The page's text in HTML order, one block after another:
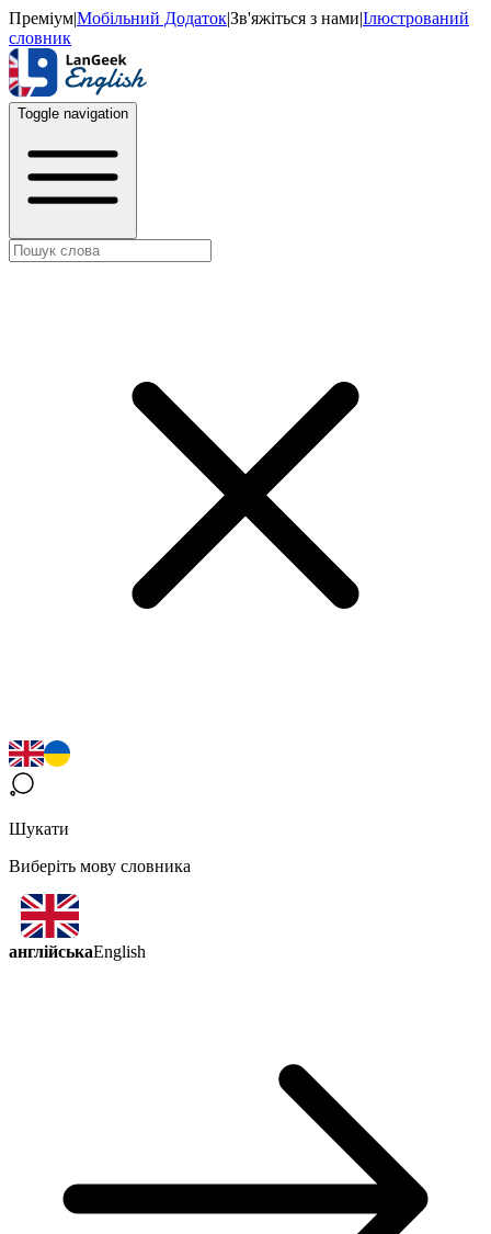
Преміум|Мобільний Додаток|Зв'яжіться з нами|Ілюстрований
словник
Toggle navigation
Шукати
Виберіть мову словника
англійськаEnglish